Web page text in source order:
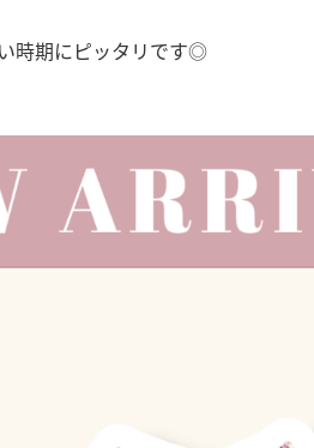
時期にピッタリです◎